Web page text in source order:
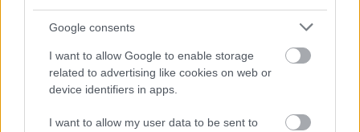
Google consents
I want to allow Google to enable storage
related to advertising like cookies on web or
device identifiers in apps.
I want to allow my user data to be sent to